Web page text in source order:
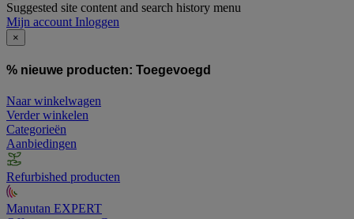
Suggested site content and search history menu
Mijn account Inloggen
×
% nieuwe producten: Toegevoegd
Naar winkelwagen
Verder winkelen
Categorieën
Aanbiedingen
Refurbished producten
Manutan EXPERT